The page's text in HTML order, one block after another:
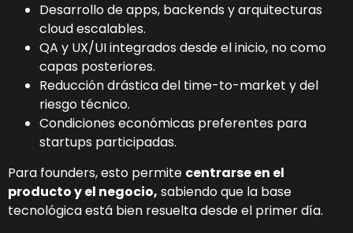
Desarrollo de apps, backends y arquitecturas
cloud escalables.
QA y UX/UI integrados desde el inicio, no como
capas posteriores.
Reducción drástica del time-to-market y del
riesgo técnico.
Condiciones económicas preferentes para
startups participadas.
Para founders, esto permite centrarse en el
producto y el negocio, sabiendo que la base
tecnológica está bien resuelta desde el primer día.